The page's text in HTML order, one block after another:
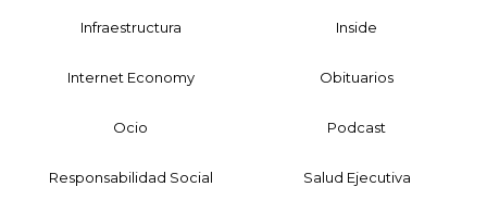
Infraestructura Inside
Internet Economy Obituarios
Ocio Podcast
Responsabilidad Social Salud Ejecutiva